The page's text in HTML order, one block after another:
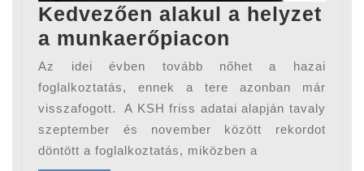
Kedvezően alakul a helyzet
a munkaerőpiacon
alakul
a
helyzet
a
Az idei évben tovább nőhet a hazai
foglalkoztatás, ennek a tere azonban már
visszafogott. A KSH friss adatai alapján tavaly
szeptember és november között rekordot
döntött a foglalkoztatás, miközben a